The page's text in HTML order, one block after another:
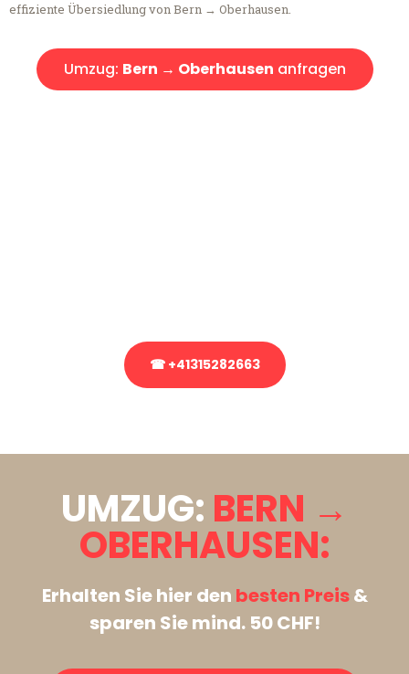
effiziente Übersiedlung von Bern → Oberhausen.
Umzug: Bern → Oberhausen anfragen
☎ +41315282663
UMZUG: BERN →
OBERHAUSEN:
Erhalten Sie hier den besten Preis&
sparen Sie mind. 50 CHF!